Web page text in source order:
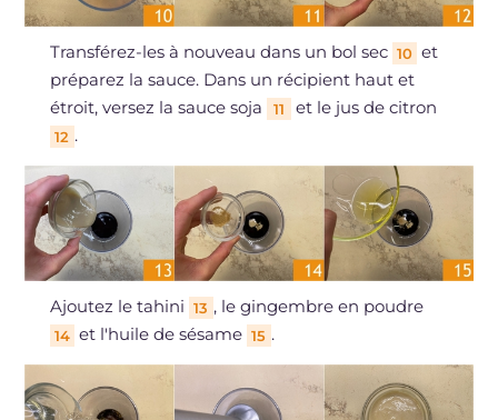
Transférez-les à nouveau dans un bol sec 10 et
préparez la sauce. Dans un récipient haut et
étroit, versez la sauce soja
11 et le jus de citron
12 .
Ajoutez le tahini 13 , le gingembre en poudre
14 et l'huile de sésame 15 .